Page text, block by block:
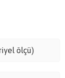
ölçü)